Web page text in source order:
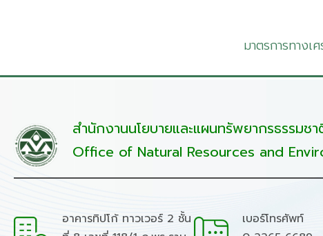
มาตรการทาง
สำนักงานนโยบายและแผนทรัพยากรธรรมช
Office of Natural Resources and
อาคารทิปโก้ ทาวเวอร์ 2 ชั้น
เบอร์โทรศัพท์